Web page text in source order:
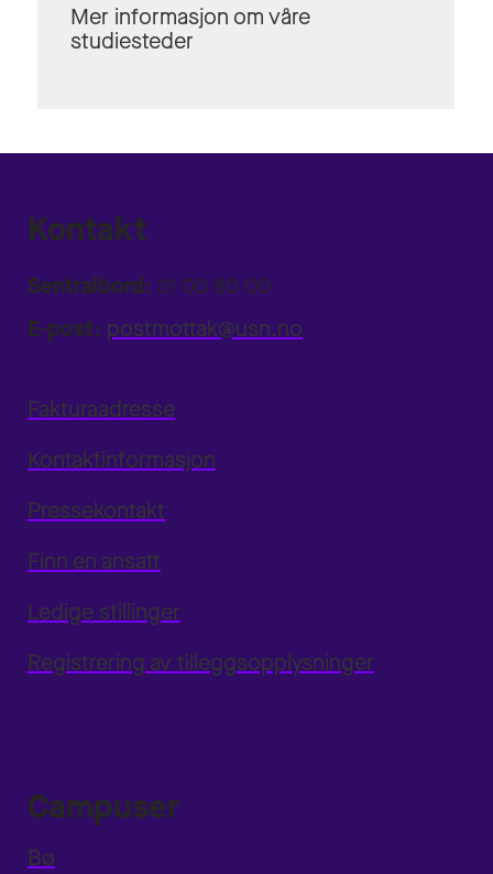
Mer informasjon om våre
studiesteder
Kontakt
Sentralbord: 31 00 80 00
E-post: postmottak@usn.no
Fakturaadresse
Kontaktinformasjon
Pressekontakt
Finn en ansatt
Ledige stillinger
Registrering av tilleggsopplysninger
Campuser
Bø